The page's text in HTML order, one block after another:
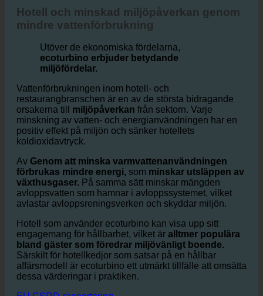
3. Hotell och minskad miljöpåverkan
Hotell och minskad miljöpåverkan genom
mindre vattenförbrukning
Utöver de ekonomiska fördelarna,
ecoturbino erbjuder betydande
miljöfördelar.
Vattenförbrukningen inom hotell- och
restaurangbranschen är en av de största bidragande
orsakerna till miljöpåverkanfrån sektorn. Varje
minskning av vatten- och energianvändningen har en
positiv effekt på miljön och sänker hotellets
koldioxidavtryck.
AvGenom att minska varmvattenanvändningen
förbrukas mindre energi,somminskar utsläppen av
växthusgaser.På samma sätt minskar mängden
avloppsvatten som hamnar i avloppssystemet, vilket
avlastar avloppsreningsverken och skyddar miljön.
Hotell som använder ecoturbino kan visa upp sitt
engagemang för hållbarhet, vilket äralltmer populära
bland gäster som föredrar miljövänligt boende.
Särskilt för hotellkedjor som satsar på en hållbar
affärsmodell är ecoturbino ett utmärkt tillfälle att omsätta